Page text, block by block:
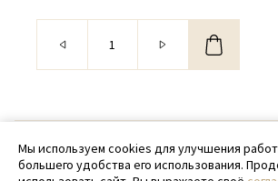
© 2020 - 2026 SamPack
Мы используем cookies для улучшения
большего удобства его использования.